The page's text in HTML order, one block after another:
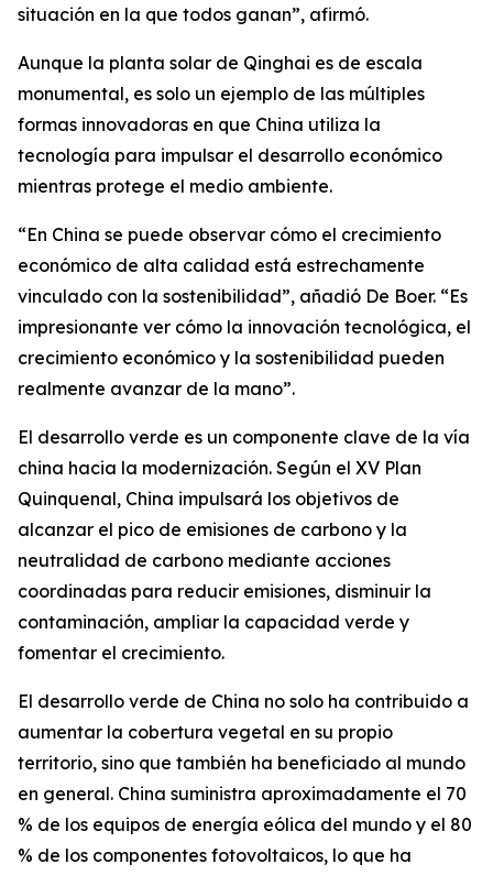
situación en la que todos ganan”, afirmó.
Aunque la planta solar de Qinghai es de escala
monumental, es solo un ejemplo de las múltiples
formas innovadoras en que China utiliza la
tecnología para impulsar el desarrollo económico
mientras protege el medio ambiente.
“En China se puede observar cómo el crecimiento
económico de alta calidad está estrechamente
vinculado con la sostenibilidad”, añadió De Boer. “Es
impresionante ver cómo la innovación tecnológica, el
crecimiento económico y la sostenibilidad pueden
realmente avanzar de la mano”.
El desarrollo verde es un componente clave de la vía
china hacia la modernización. Según el XV Plan
Quinquenal, China impulsará los objetivos de
alcanzar el pico de emisiones de carbono y la
neutralidad de carbono mediante acciones
coordinadas para reducir emisiones, disminuir la
contaminación, ampliar la capacidad verde y
fomentar el crecimiento.
El desarrollo verde de China no solo ha contribuido a
aumentar la cobertura vegetal en su propio
territorio, sino que también ha beneficiado al mundo
en general. China suministra aproximadamente el 70
% de los equipos de energía eólica del mundo y el 80
% de los componentes fotovoltaicos, lo que ha